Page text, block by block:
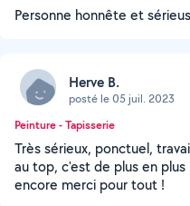
Personne honnête et
Herve B.
posté le 05 juil. 2023
Peinture - Tapisserie
Très sérieux, ponctuel,
au top, c'est de plus en
encore merci pour tout !